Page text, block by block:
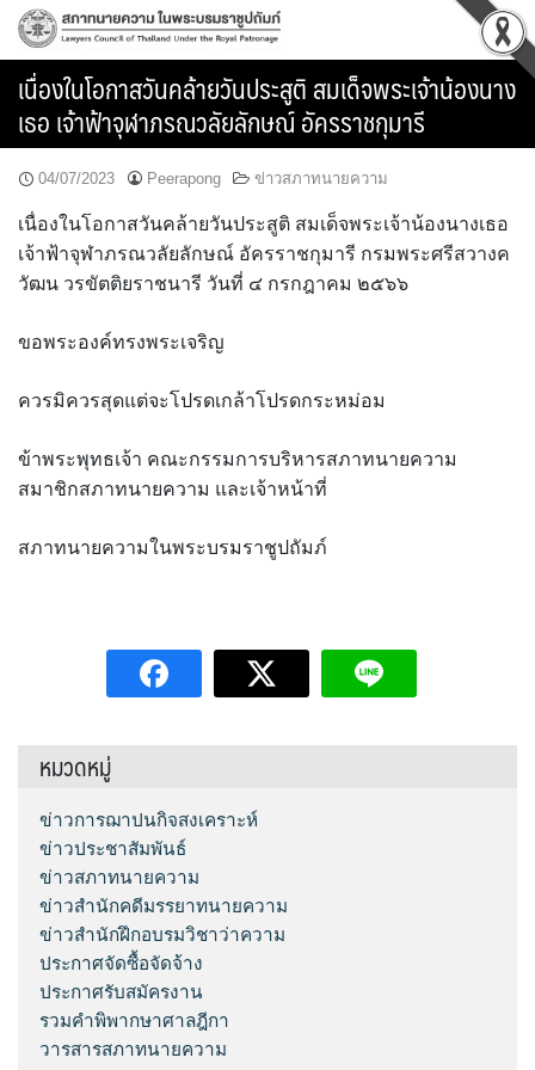
Skip
content
เนื่องในโอกาสวันคล้ายวันประสูติ สมเด็จพระเจ้าน้องนาง
เธอ เจ้าฟ้าจุฬาภรณวลัยลักษณ์ อัครราชกุมารี
04/07/2023 Peerapong ข่าวสภาทนายความ
เนื่องในโอกาสวันคล้ายวันประสูติ สมเด็จพระเจ้าน้องนางเธอ
เจ้าฟ้าจุฬาภรณวลัยลักษณ์ อัครราชกุมารี กรมพระศรีสวางค
วัฒน วรขัตติยราชนารี วันที่ ๔ กรกฎาคม ๒๕๖๖
ขอพระองค์ทรงพระเจริญ
ควรมิควรสุดแต่จะโปรดเกล้าโปรดกระหม่อม
ข้าพระพุทธเจ้า คณะกรรมการบริหารสภาทนายความ
สมาชิกสภาทนายความ และเจ้าหน้าที่
สภาทนายความในพระบรมราชูปถัมภ์
หมวดหมู่
ข่าวการฌาปนกิจสงเคราะห์
ข่าวประชาสัมพันธ์
ข่าวสภาทนายความ
ข่าวสำนักคดีมรรยาทนายความ
ข่าวสำนักฝึกอบรมวิชาว่าความ
ประกาศจัดซื้อจัดจ้าง
ประกาศรับสมัครงาน
รวมคำพิพากษาศาลฎีกา
วารสารสภาทนายความ